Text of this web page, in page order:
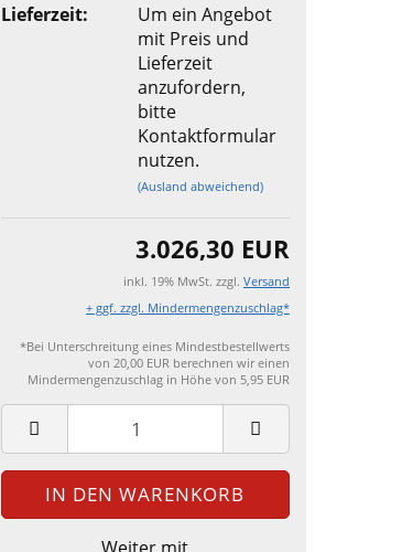
Lieferzeit:
Um ein Angebot
mit Preis und
Lieferzeit
anzufordern,
bitte
Kontaktformular
nutzen.
(Ausland abweichend)
3.026,30 EUR
inkl. 19% MwSt. zzgl. Versand
+ ggf. zzgl. Mindermengenzuschlag*
*Bei Unterschreitung eines Mindestbestellwerts
von 20,00 EUR berechnen wir einen
Mindermengenzuschlag in Höhe von 5,95 EUR